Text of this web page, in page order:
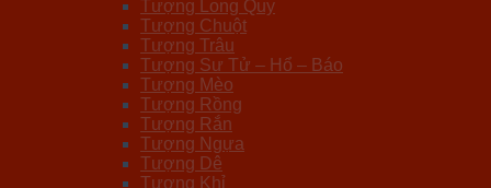
Tượng Long Quy
Tượng Chuột
Tượng Trâu
Tượng Sư Tử – Hổ – Báo
Tượng Mèo
Tượng Rồng
Tượng Rắn
Tượng Ngựa
Tượng Dê
Tượng Khỉ